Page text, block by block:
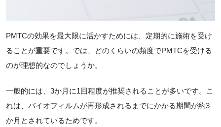
PMTCの効果を最大限に活かすためには、定期的に施術を受け
ることが重要です。では、どのくらいの頻度でPMTCを受ける
のが理想的なのでしょうか。
一般的には、3か月に1回程度が推奨されることが多いです。こ
れは、バイオフィルムが再形成されるまでにかかる期間が約3
か月とされているためです。